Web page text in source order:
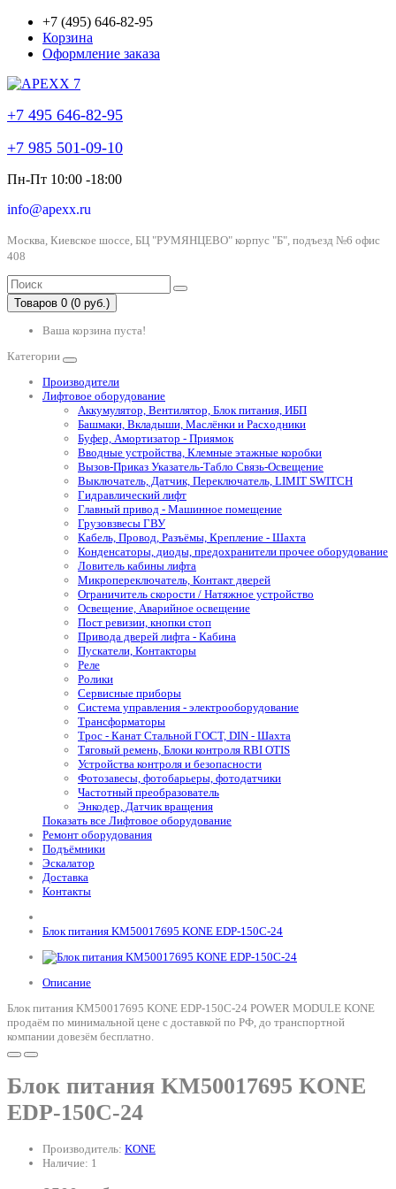
+7 (495) 646-82-95
Корзина
Оформление заказа
+7 495 646-82-95
+7 985 501-09-10
Пн-Пт 10:00 -18:00
info@apexx.ru
Москва, Киевское шоссе, БЦ "РУМЯНЦЕВО" корпус "Б", подъезд №6 офис
408
Товаров 0 (0 руб.)
Ваша корзина пуста!
Категории
Производители
Лифтовое оборудование
Аккумулятор, Вентилятор, Блок питания, ИБП
Башмаки, Вкладыши, Маслёнки и Расходники
Буфер, Амортизатор - Приямок
Вводные устройства, Клемные этажные коробки
Вызов-Приказ Указатель-Табло Связь-Освещение
Выключатель, Датчик, Переключатель, LIMIT SWITCH
Гидравлический лифт
Главный привод - Машинное помещение
Грузовзвесы ГВУ
Кабель, Провод, Разъёмы, Крепление - Шахта
Конденсаторы, диоды, предохранители прочее оборудование
Ловитель кабины лифта
Микропереключатель, Контакт дверей
Ограничитель скорости / Натяжное устройство
Освещение, Аварийное освещение
Пост ревизии, кнопки стоп
Привода дверей лифта - Кабина
Пускатели, Контакторы
Реле
Ролики
Сервисные приборы
Система управления - электрооборудование
Трансформаторы
Трос - Канат Стальной ГОСТ, DIN - Шахта
Тяговый ремень, Блоки контроля RBI OTIS
Устройства контроля и безопасности
Фотозавесы, фотобарьеры, фотодатчики
Частотный преобразователь
Энкодер, Датчик вращения
Показать все Лифтовое оборудование
Ремонт оборудования
Подъёмники
Эскалатор
Доставка
Контакты
Блок питания KM50017695 KONE EDP-150C-24
Описание
Блок питания KM50017695 KONE EDP-150C-24 POWER MODULE KONE
продаём по минимальной цене с доставкой по РФ, до транспортной
компании довезём бесплатно.
Блок питания KM50017695 KONE
EDP-150C-24
Производитель: KONE
Наличие: 1